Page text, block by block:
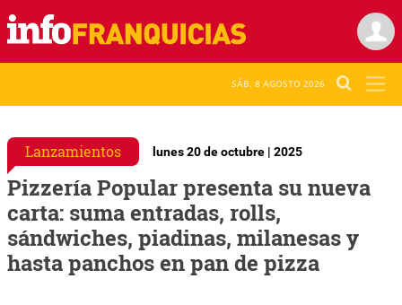
SÁB. 8 AGOSTO 2026
Lanzamientos lunes 20 de octubre | 2025
Pizzería Popular presenta su nueva
carta: suma entradas, rolls,
sándwiches, piadinas, milanesas y
hasta panchos en pan de pizza